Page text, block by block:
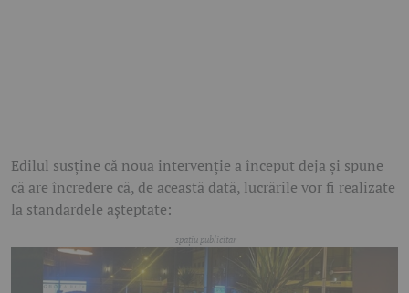
Edilul susține că noua intervenție a început deja și spune
că are încredere că, de această dată, lucrările vor fi realizate
la standardele așteptate: